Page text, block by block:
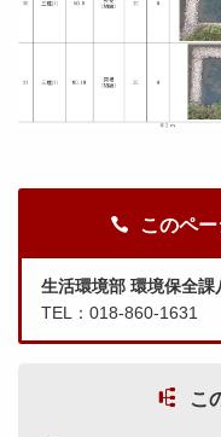
このペ
生活環境部 環境保全課
TEL：018-860-1631
こ